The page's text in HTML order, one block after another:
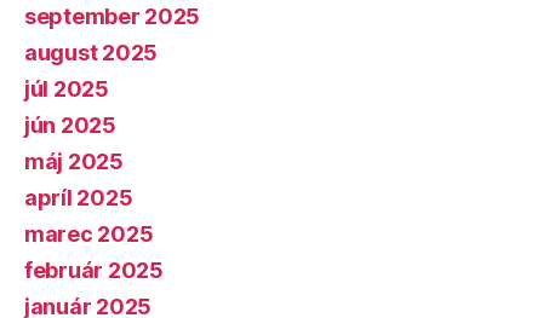
september 2025
august 2025
júl 2025
jún 2025
máj 2025
apríl 2025
marec 2025
február 2025
január 2025